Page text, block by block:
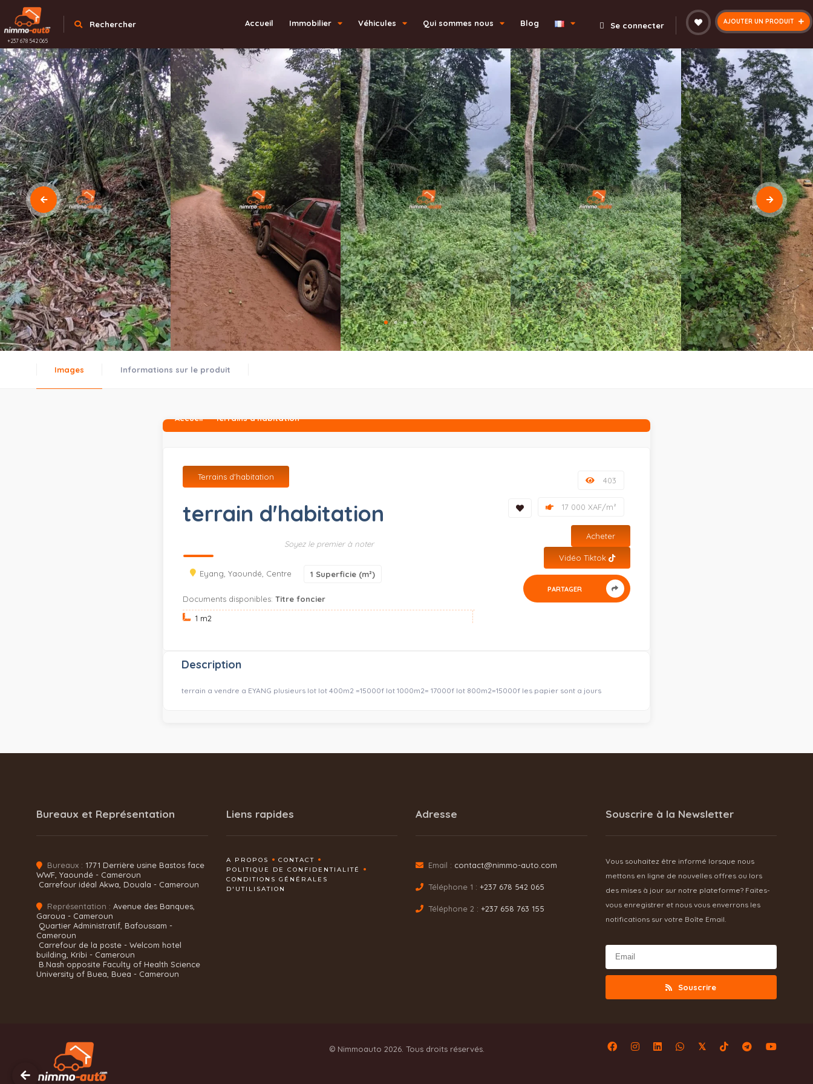
+237 678 542 065
Rechercher AJOUTER UN PRODUIT
Se connecter
Accueil Immobilier Véhicules Qui sommes nous Blog
Images Informations sur le produit
Accueil Terrains d'habitation
Terrains d'habitation
terrain d'habitation
Soyez le premier à noter
Eyang, Yaoundé, Centre 1 Superficie (m²)
Documents disponibles:Titre foncier
1 m2
403
17 000 XAF/m²
Acheter
Vidéo Tiktok
PARTAGER
Description
terrain a vendre a EYANG plusieurs lot lot 400m2 =15000f lot 1000m2= 17000f lot 800m2=15000f les papier sont a jours
Bureaux et Représentation
Bureaux : 1771 Derrière usine Bastos face
WWF, Yaoundé - Cameroun
Carrefour idéal Akwa, Douala - Cameroun
Représentation : Avenue des Banques,
Garoua - Cameroun
Quartier Administratif, Bafoussam -
Cameroun
Carrefour de la poste - Welcom hotel
building, Kribi - Cameroun
B.Nash opposite Faculty of Health Science
University of Buea, Buea - Cameroun
Liens rapides
A PROPOS
CONTACT
POLITIQUE DE CONFIDENTIALITÉ
CONDITIONS GÉNÉRALES
D'UTILISATION
Adresse
Email : contact@nimmo-auto.com
Téléphone 1 : +237 678 542 065
Téléphone 2 : +237 658 763 155
Souscrire à la Newsletter
Vous souhaitez être informé lorsque nous
mettons en ligne de nouvelles offres ou lors
des mises à jour sur notre plateforme? Faites-
vous enregistrer et nous vous enverrons les
notifications sur votre Boîte Email.
Souscrire
© Nimmoauto 2026. Tous droits réservés. 𝕏